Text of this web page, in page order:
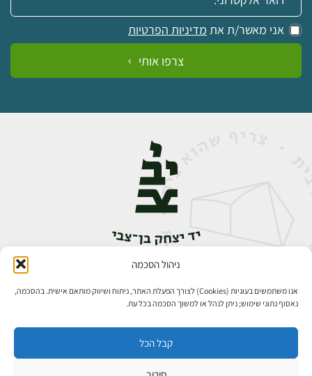
ניהול הסכמה
אנו משתמשים בעוגיות (Cookies) לצורך הפעלת האתר, ניתוח ושיווק מותאם אישית. בהסכמה,
נאסוף נתוני שימוש; ניתן לנהל או למשוך הסכמה בכל עת.
קבל הכל
אני מאשר/ת את מדיניות הפרטיות
צרפו אותי
אבן גבירול 14, רחביה, ירושלים